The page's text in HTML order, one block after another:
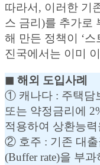
따라서, 이러한 기
스 금리)를 추가로
해 만든 정책이 ‘스
진국에서는 이미
◼︎ 해외 도입사례
① 캐나다 : 주택담
또는 약정금리에
적용하여 상환능
② 호주 : 기존 대출
(Buffer rate)을 부